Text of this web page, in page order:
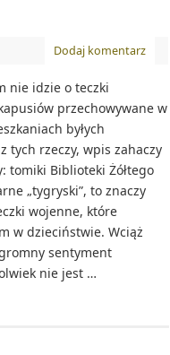
Dodaj komentarz
nie idzie o teczki
przechowywane w
byłych
tych rzeczy, wpis zahaczy
tomiki Biblioteki Żółtego
„tygryski”, to znaczy
wojenne, które
w dzieciństwie. Wciąż
sentyment
nie jest …